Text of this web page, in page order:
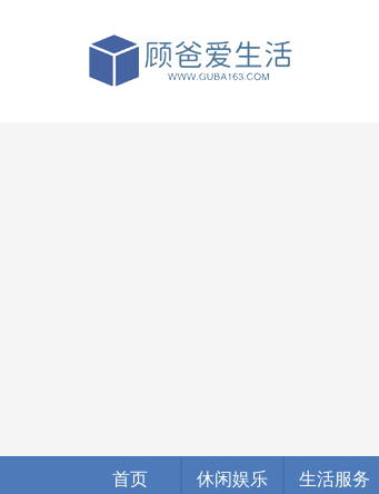
首页 休闲娱乐 生活服务